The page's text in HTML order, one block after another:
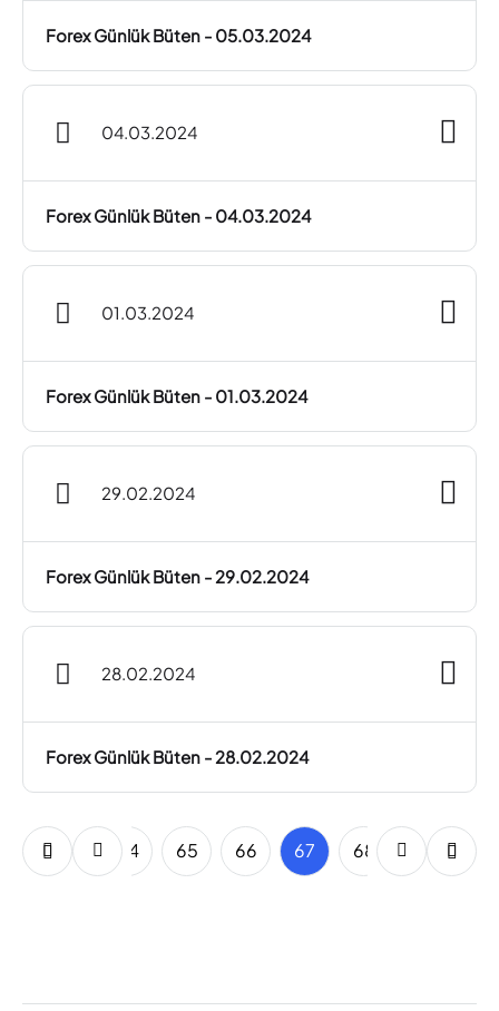
Forex Günlük Büten - 05.03.2024
04.03.2024
Forex Günlük Büten - 04.03.2024
01.03.2024
Forex Günlük Büten - 01.03.2024
29.02.2024
Forex Günlük Büten - 29.02.2024
28.02.2024
Forex Günlük Büten - 28.02.2024
63 64 65 66 67 68 69 70